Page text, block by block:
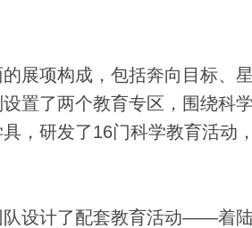
项构成，包括奔向目标、
置了两个教育专区，围绕科
，研发了16门科学教育活动
计了配套教育活动——着陆